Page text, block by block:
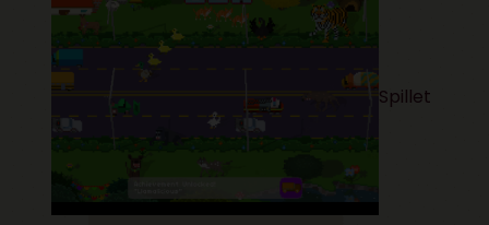
Spillet